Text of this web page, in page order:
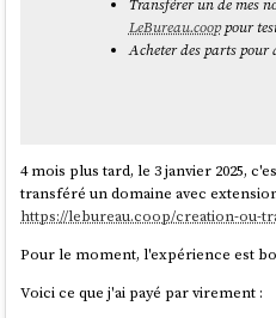
Transférer un de mes
LeBureau.cooppour
Acheter des parts pour
4 mois plus tard, le 3 janvier 2025,
transféré un domaine avec
https://lebureau.coop/creation-ou-
Pour le moment, l'expérience est
Voici ce que j'ai payé par virement :